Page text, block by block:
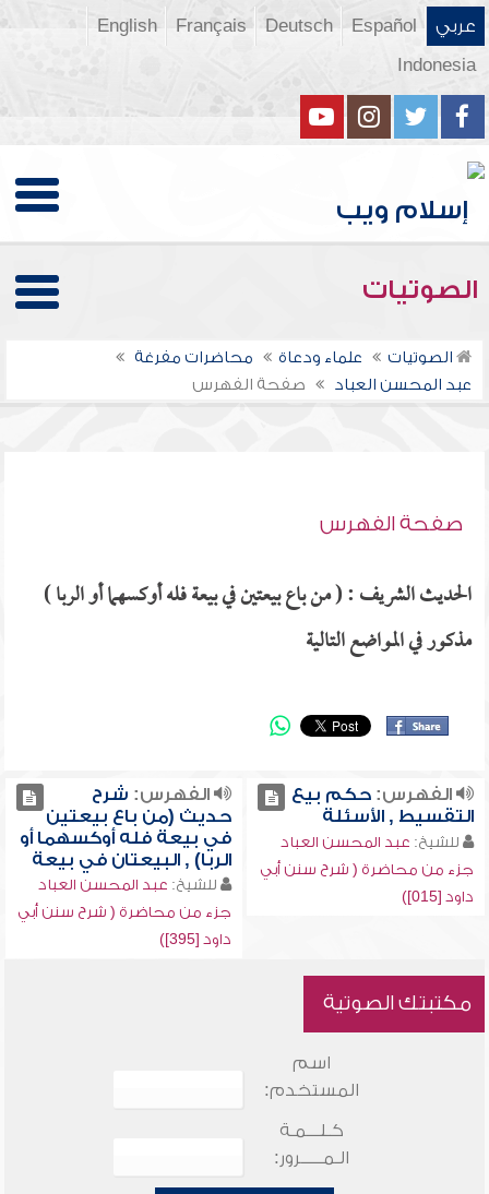
عربي Español
Deutsch
Français
English
Indonesia
الصوتيات
الصوتيات علماء ودعاة
محاضرات مفرغة
عبد المحسن العباد
صفحة الفهرس
صفحة الفهرس
الحديث الشريف : ( من باع بيعتين في بيعة فله أوكسهما أو الربا )
مذكور في المواضع التالية
الفهرس:حكم بيع
التقسيط , الأسئلة
للشيخ: عبد المحسن العباد
جزء من محاضرة ( شرح سنن أبي
داود [015])
الفهرس: شرح
حديث (من باع بيعتين
في بيعة فله أوكسهما أو
الربا) , البيعتان في بيعة
للشيخ: عبد المحسن العباد
جزء من محاضرة ( شرح سنن أبي
داود [395])
مكتبتك الصوتية
اسم
المستخدم:
كـلـــمـة
الـمـــــرور: